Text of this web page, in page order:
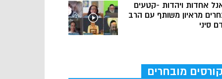
אחדות ויהדות -קטעים
מראיון משותף עם הרב
סיני
קורסים מובחרים